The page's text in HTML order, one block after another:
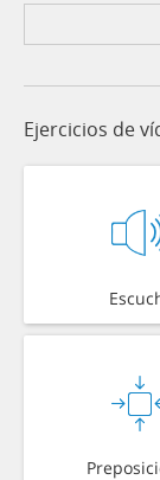
Ejercicios de